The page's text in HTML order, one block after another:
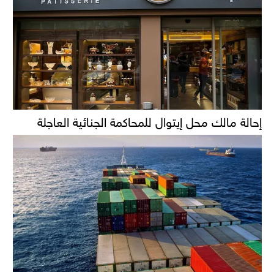
إحالة مالك محل إيتوال للمحاكمة الجنائية العاجلة